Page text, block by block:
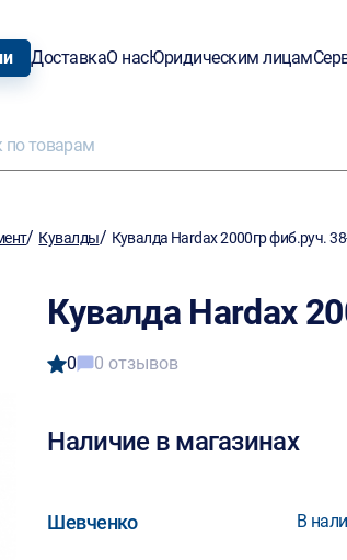
ДоставкаО насЮридическим лицам
/ Кувалды/ Кувалда Hardax 2000гр фиб.руч.
Кувалда Hardax
0 0 отзывов
Наличие в магазинах
Шевченко В